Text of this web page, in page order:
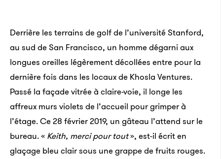
Derrière les terrains de golf de l’université Stanford,
au sud de San Francisco, un homme dégarni aux
longues oreilles légèrement décollées entre pour la
dernière fois dans les locaux de Khosla Ventures.
Passé la façade vitrée à claire-voie, il longe les
affreux murs violets de l’accueil pour grimper à
l’étage. Ce 28 février 2019, un gâteau l’attend sur le
bureau. « Keith, merci pour tout», est-il écrit en
glaçage bleu clair sous une grappe de fruits rouges.